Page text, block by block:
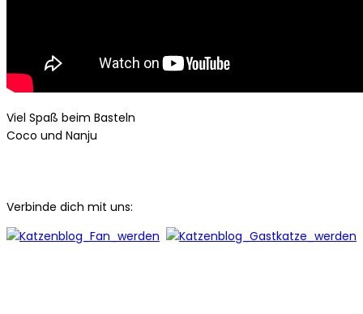
Viel Spaß beim Basteln
Coco und Nanju
Verbinde dich mit uns: